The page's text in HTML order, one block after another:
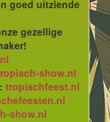
goed uitziende
gezellige
show.nl
tropischfeest.nl
show.nl